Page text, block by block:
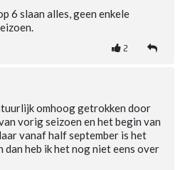
6 slaan alles, geen enkele
2
omhoog getrokken door
vorig seizoen en het begin van
vanaf half september is het
dan heb ik het nog niet eens over